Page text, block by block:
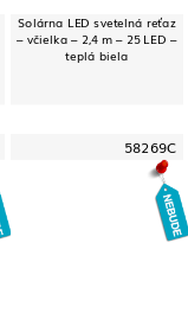
Solárna LED svetelná reťaz
– včielka – 2,4 m – 25 LED –
teplá biela
58269C